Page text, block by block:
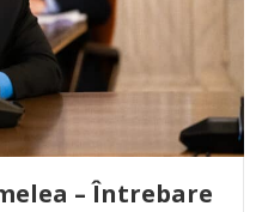
– Întrebare